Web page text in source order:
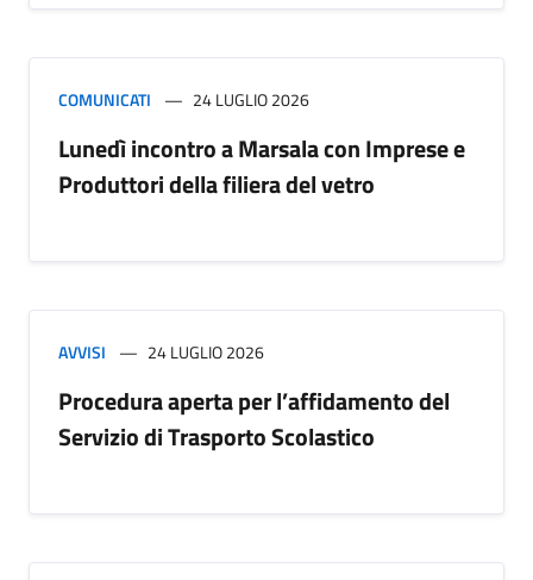
COMUNICATI 24 LUGLIO 2026
Lunedì incontro a Marsala con Imprese e
Produttori della filiera del vetro
AVVISI 24 LUGLIO 2026
Procedura aperta per l’affidamento del
Servizio di Trasporto Scolastico